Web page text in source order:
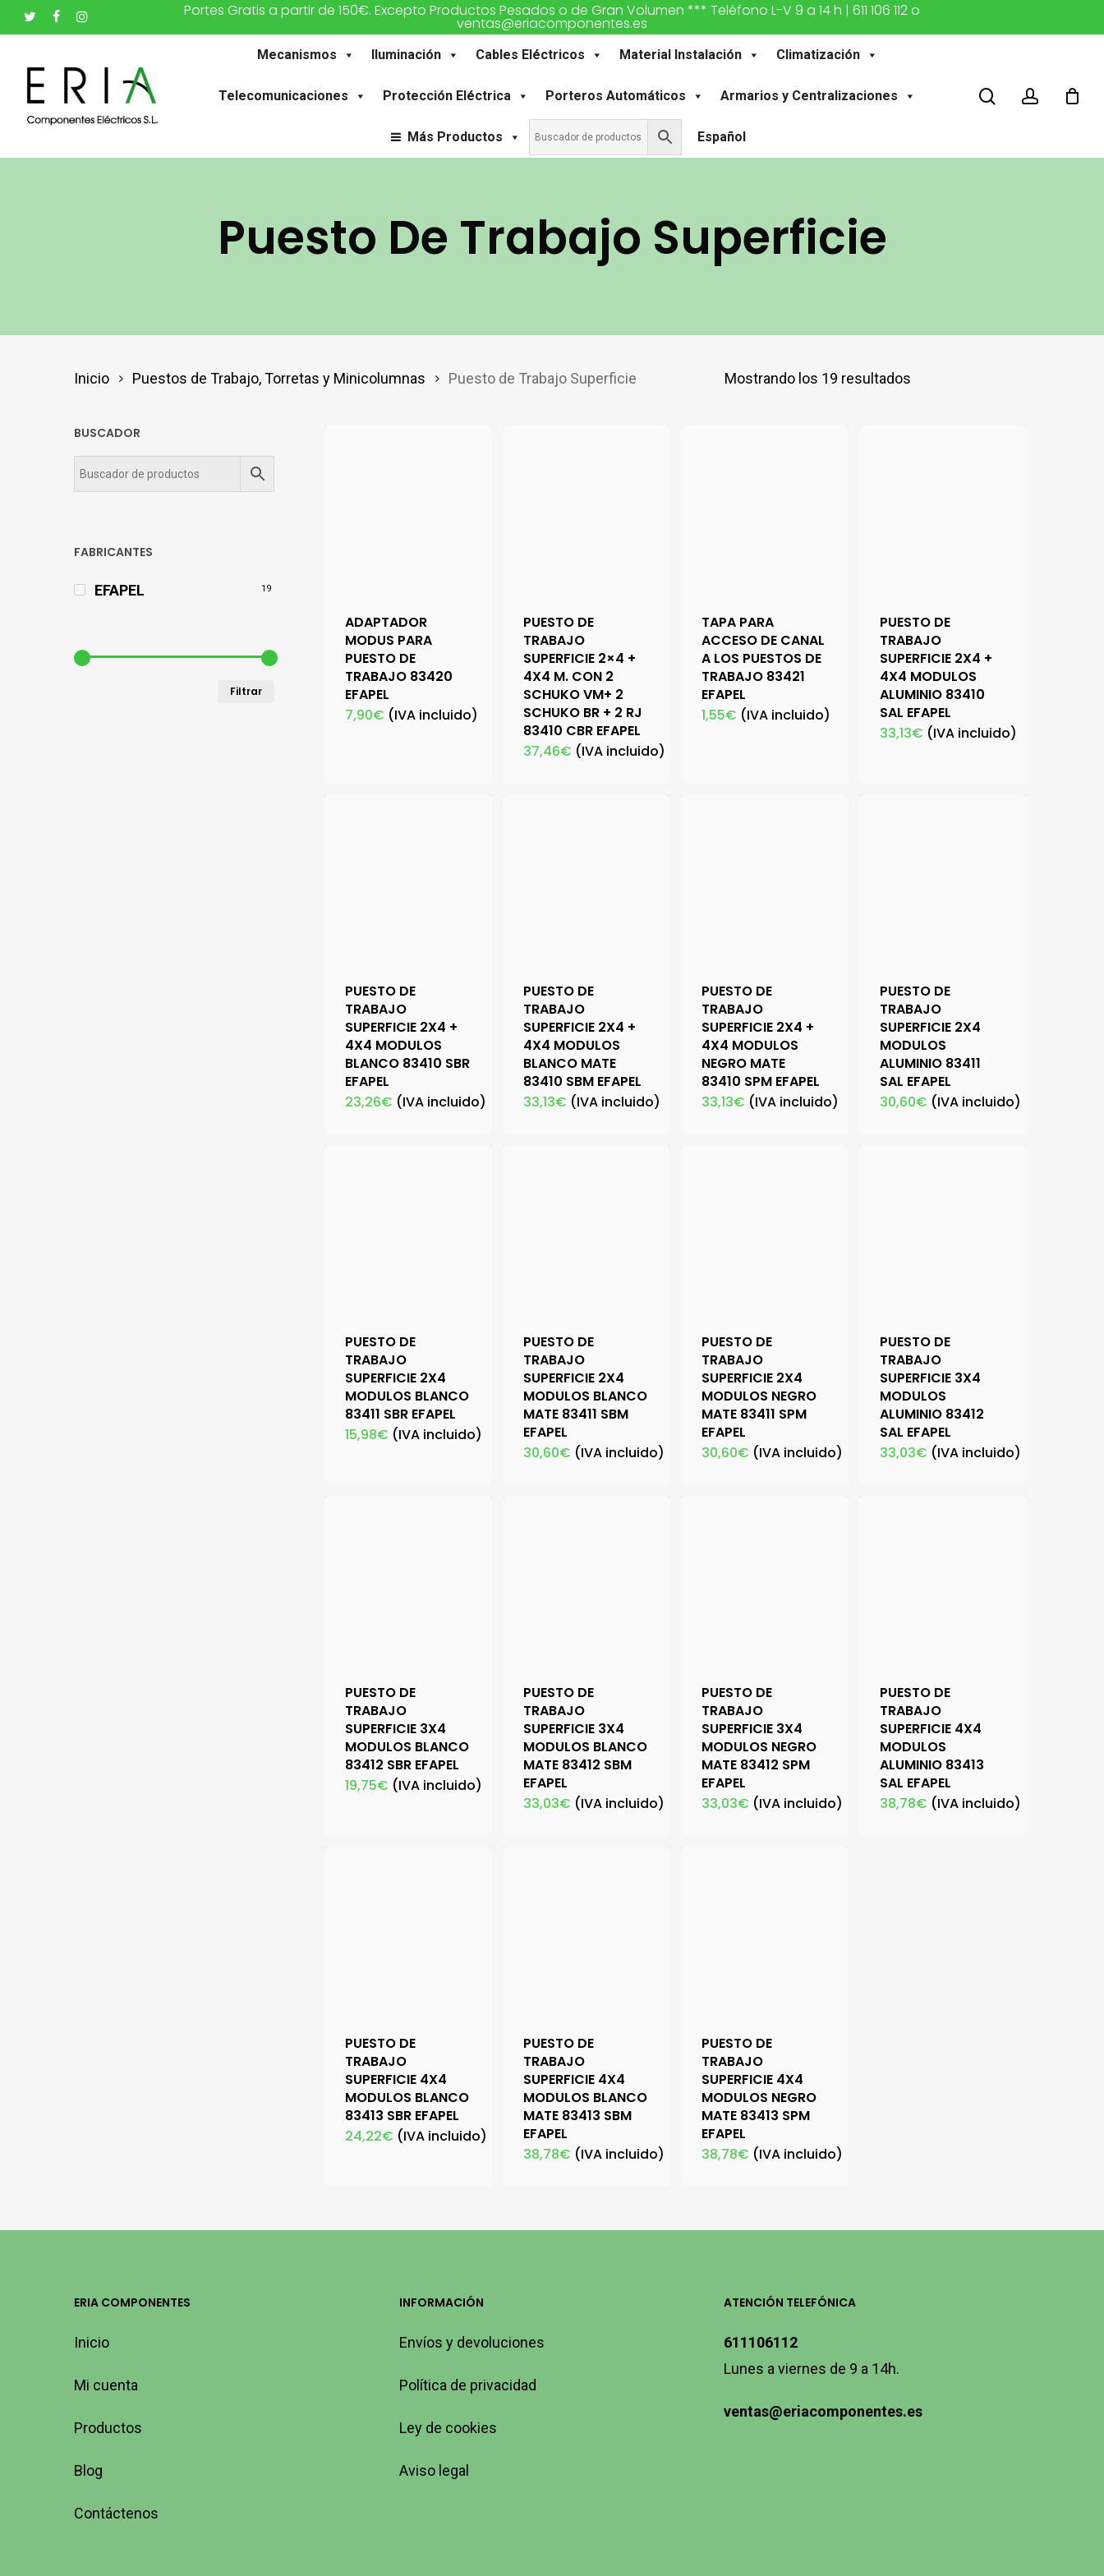
Saltar
al
contenido
principal
twitter facebookinstagram Portes Gratis a partir de 150€. Excepto Productos Pesados o de Gran Volumen *** Teléfono L-V 9 a 14 h | 611 106 112 o
ventas@eriacomponentes.es
Mecanismos Iluminación Cables Eléctricos Material Instalación Climatización
Telecomunicaciones Protección Eléctrica Porteros Automáticos Armarios y Centralizaciones
Más Productos Español
buscaraccount
Puesto De Trabajo Superficie
Mostrando los 19 resultados
Inicio Puestos de Trabajo, Torretas y Minicolumnas Puesto de Trabajo Superficie
BUSCADOR
FABRICANTES
EFAPEL 19
Filtrar
ADAPTADOR
MODUS PARA
PUESTO DE
TRABAJO 83420
EFAPEL
7,90€ (IVA incluido)
PUESTO DE
TRABAJO
SUPERFICIE 2×4 +
4X4 M. CON 2
SCHUKO VM+ 2
SCHUKO BR + 2 RJ
83410 CBR EFAPEL
37,46€ (IVA incluido)
TAPA PARA
ACCESO DE CANAL
A LOS PUESTOS DE
TRABAJO 83421
EFAPEL
1,55€ (IVA incluido)
PUESTO DE
TRABAJO
SUPERFICIE 2X4 +
4X4 MODULOS
ALUMINIO 83410
SAL EFAPEL
33,13€ (IVA incluido)
PUESTO DE
TRABAJO
SUPERFICIE 2X4 +
4X4 MODULOS
BLANCO 83410 SBR
EFAPEL
23,26€ (IVA incluido)
PUESTO DE
TRABAJO
SUPERFICIE 2X4 +
4X4 MODULOS
BLANCO MATE
83410 SBM EFAPEL
33,13€ (IVA incluido)
PUESTO DE
TRABAJO
SUPERFICIE 2X4 +
4X4 MODULOS
NEGRO MATE
83410 SPM EFAPEL
33,13€ (IVA incluido)
PUESTO DE
TRABAJO
SUPERFICIE 2X4
MODULOS
ALUMINIO 83411
SAL EFAPEL
30,60€ (IVA incluido)
PUESTO DE
TRABAJO
SUPERFICIE 2X4
MODULOS BLANCO
83411 SBR EFAPEL
15,98€ (IVA incluido)
PUESTO DE
TRABAJO
SUPERFICIE 2X4
MODULOS BLANCO
MATE 83411 SBM
EFAPEL
30,60€ (IVA incluido)
PUESTO DE
TRABAJO
SUPERFICIE 2X4
MODULOS NEGRO
MATE 83411 SPM
EFAPEL
30,60€ (IVA incluido)
PUESTO DE
TRABAJO
SUPERFICIE 3X4
MODULOS
ALUMINIO 83412
SAL EFAPEL
33,03€ (IVA incluido)
PUESTO DE
TRABAJO
SUPERFICIE 3X4
MODULOS BLANCO
83412 SBR EFAPEL
19,75€ (IVA incluido)
PUESTO DE
TRABAJO
SUPERFICIE 3X4
MODULOS BLANCO
MATE 83412 SBM
EFAPEL
33,03€ (IVA incluido)
PUESTO DE
TRABAJO
SUPERFICIE 3X4
MODULOS NEGRO
MATE 83412 SPM
EFAPEL
33,03€ (IVA incluido)
PUESTO DE
TRABAJO
SUPERFICIE 4X4
MODULOS
ALUMINIO 83413
SAL EFAPEL
38,78€ (IVA incluido)
PUESTO DE
TRABAJO
SUPERFICIE 4X4
MODULOS BLANCO
83413 SBR EFAPEL
24,22€ (IVA incluido)
PUESTO DE
TRABAJO
SUPERFICIE 4X4
MODULOS BLANCO
MATE 83413 SBM
EFAPEL
38,78€ (IVA incluido)
PUESTO DE
TRABAJO
SUPERFICIE 4X4
MODULOS NEGRO
MATE 83413 SPM
EFAPEL
38,78€ (IVA incluido)
ERIA COMPONENTES
Inicio
Mi cuenta
Productos
Blog
Contáctenos
INFORMACIÓN
Envíos y devoluciones
Política de privacidad
Ley de cookies
Aviso legal
ATENCIÓN TELEFÓNICA
611106112
Lunes a viernes de 9 a 14h.
ventas@eriacomponentes.es